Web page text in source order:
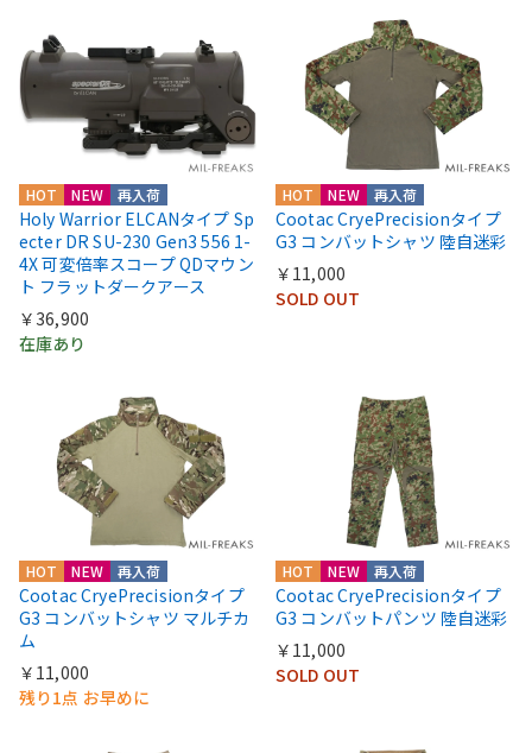
HOT NEW 再入荷
Holy Warrior ELCANタイプ Sp
ecter DR SU-230 Gen3 556 1-
4X 可変倍率スコープ QDマウン
ト フラットダークアース
￥36,900
在庫あり
HOT NEW 再入荷
Cootac CryePrecisionタイプ
G3 コンバットシャツ 陸自迷彩
￥11,000
SOLD OUT
HOT NEW 再入荷
Cootac CryePrecisionタイプ
G3 コンバットシャツ マルチカ
ム
￥11,000
残り1点 お早めに
HOT NEW 再入荷
Cootac CryePrecisionタイプ
G3 コンバットパンツ 陸自迷彩
￥11,000
SOLD OUT